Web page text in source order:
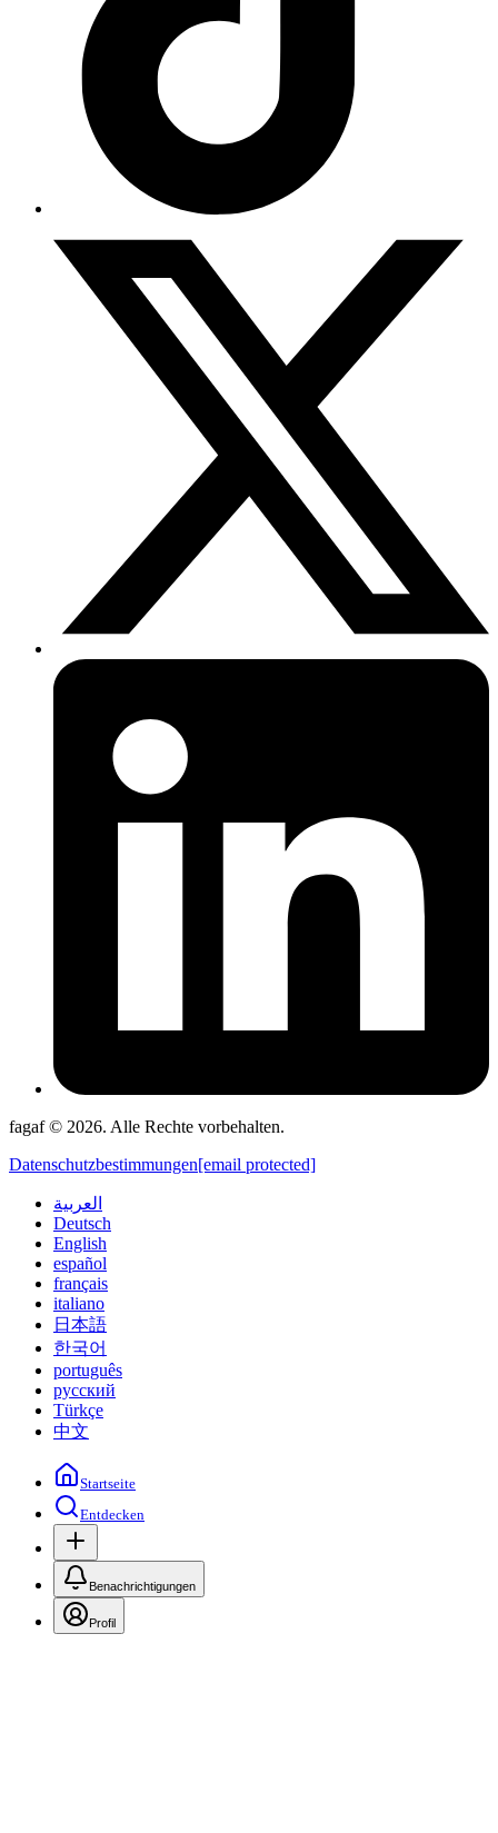
fagaf © 2026. Alle Rechte vorbehalten.
Datenschutzbestimmungen[email protected]
العربية
Deutsch
English
español
français
italiano
日本語
한국어
português
русский
Türkçe
中文
Startseite
Entdecken
Benachrichtigungen
Profil